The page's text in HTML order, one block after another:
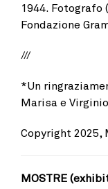
1944. Fotografo
Fondazione
///
*Un
Marisa e
Copyright 2025,
MOSTRE